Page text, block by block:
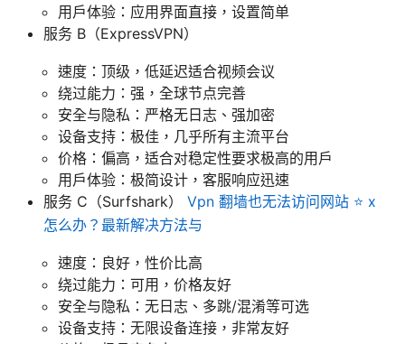
用户体验：应用界面直接，设置简单
服务 B（ExpressVPN）
速度：顶级，低延迟适合视频会议
绕过能力：强，全球节点完善
安全与隐私：严格无日志、强加密
设备支持：极佳，几乎所有主流平台
价格：偏高，适合对稳定性要求极高的用户
用户体验：极简设计，客服响应迅速
服务 C（Surfshark） Vpn 翻墙也无法访问网站 ⭐ x
怎么办？最新解决方法与
速度：良好，性价比高
绕过能力：可用，价格友好
安全与隐私：无日志、多跳/混淆等可选
设备支持：无限设备连接，非常友好